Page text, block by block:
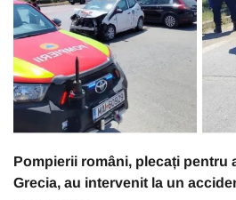
Pompierii români, plecați pentru
Grecia, au intervenit la un